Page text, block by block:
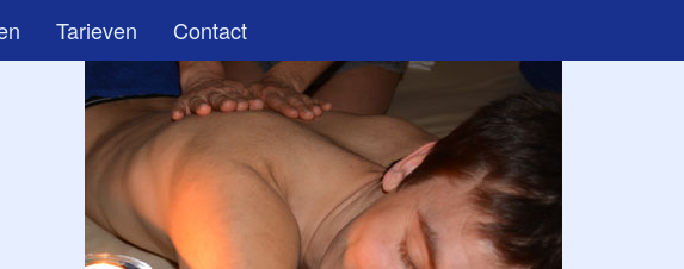
Tarieven Contact